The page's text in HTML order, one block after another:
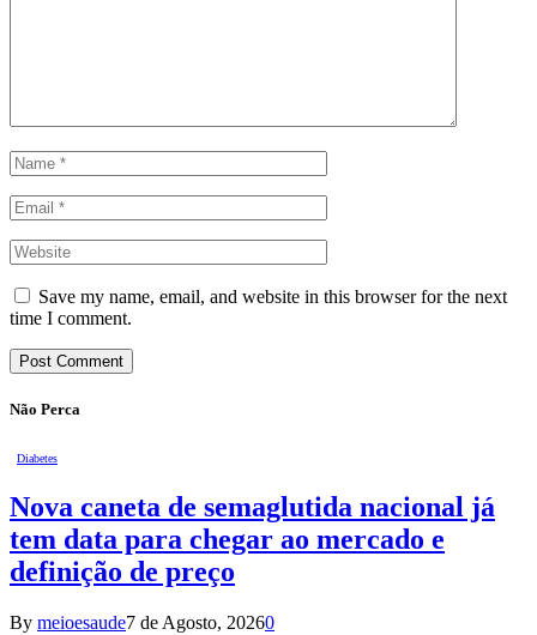
Save my name, email, and website in this browser for the next
time I comment.
Não Perca
Diabetes
Nova caneta de semaglutida nacional já
tem data para chegar ao mercado e
definição de preço
By meioesaude7 de Agosto, 20260